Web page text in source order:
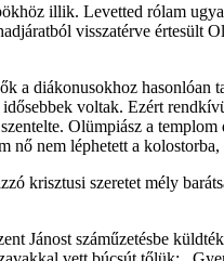
illik. Levetted rólam
visszatérve értesült
diákonusokhoz hasonlóan
voltak. Ezért
Olümpiász a
nem léphetett a
krisztusi szeretet mély
Jánost száműzetésbe